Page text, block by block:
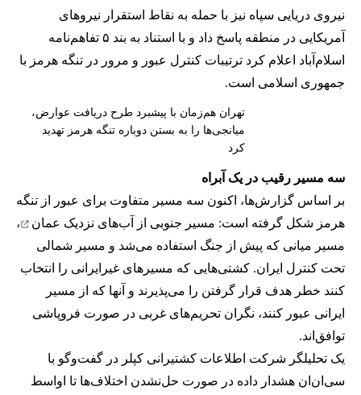
نیروی دریایی سپاه نیز با حمله به نقاط استقرار نیروهای
آمریکایی در منطقه پاسخ داد و با استناد به بند ۵ تفاهم‌نامه
اسلام‌آباد اعلام کرد ترتیبات کنترل عبور و مرور در تنگه هرمز با
جمهوری اسلامی است.
تهران هم‌زمان با پیشبرد طرح دریافت عوارض،
میانجی‌ها را به بستن دوباره تنگه هرمز تهدید
کرد
سه مسیر رقیب در یک آبراه
بر اساس گزارش‌ها، اکنون سه مسیر متفاوت برای عبور از تنگه
هرمز شکل گرفته است: مسیر جنوبی از
آب‌های نزدیک عمان
،
مسیر میانی که پیش از جنگ استفاده می‌شد و مسیر شمالی
تحت کنترل ایران. کشتی‌هایی که مسیرهای غیرایرانی را انتخاب
کنند خطر هدف قرار گرفتن را می‌پذیرند و آنها که از مسیر
ایرانی عبور کنند، نگران تحریم‌های غربی در صورت فروپاشی
توافق‌اند.
یک تحلیلگر شرکت اطلاعات کشتیرانی کپلر در گفت‌و‌گو با
سی‌ان‌ان هشدار داده در صورت حل‌نشدن اختلاف‌ها تا اواسط